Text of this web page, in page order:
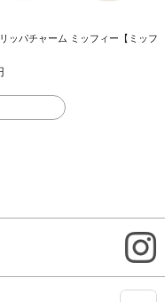
ッパチャーム ミッフィー【ミッフ